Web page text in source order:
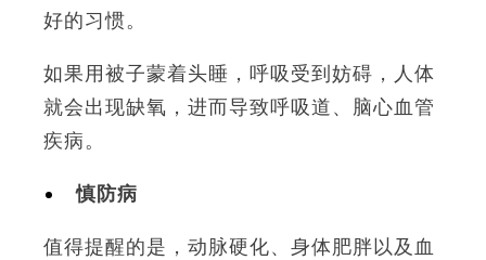
好的习惯。
如果用被子蒙着头睡，呼吸受到妨碍，人体
就会出现缺氧，进而导致呼吸道、脑心血管
疾病。
慎防病
值得提醒的是，动脉硬化、身体肥胖以及血